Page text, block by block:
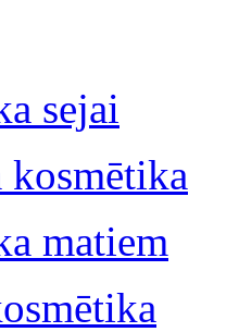
sejai
kosmētika
matiem